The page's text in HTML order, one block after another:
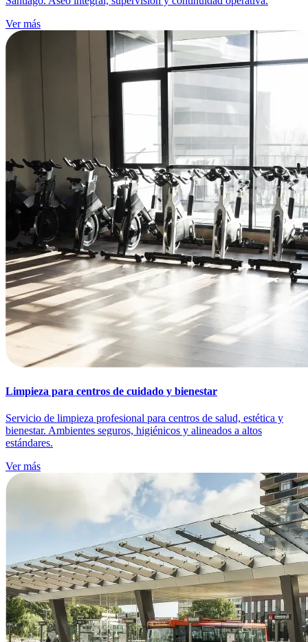
Ver más
Limpieza para centros de cuidado y bienestar
Servicio de limpieza profesional para centros de salud, estética y
bienestar. Ambientes seguros, higiénicos y alineados a altos
estándares.
Ver más